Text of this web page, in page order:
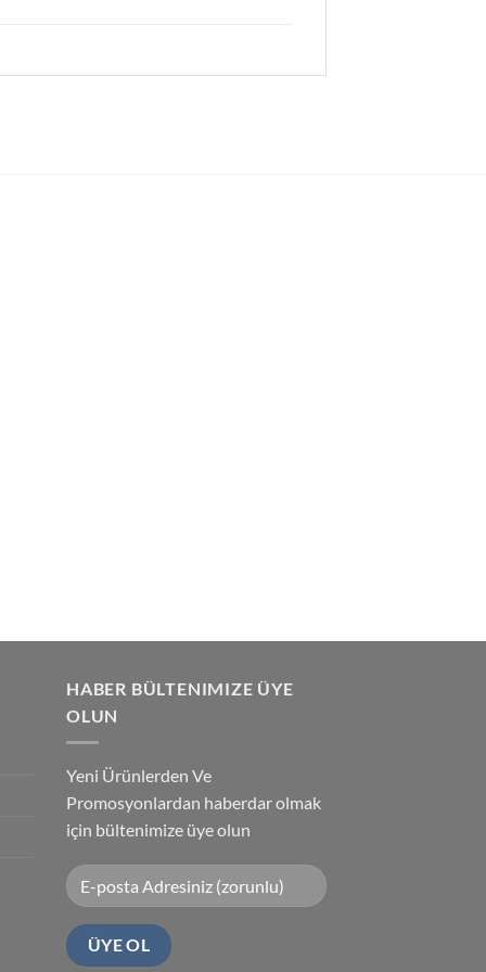
HABER BÜLTENIMIZE ÜYE
OLUN
Yeni Ürünlerden Ve
Promosyonlardan haberdar olmak
için bültenimize üye olun